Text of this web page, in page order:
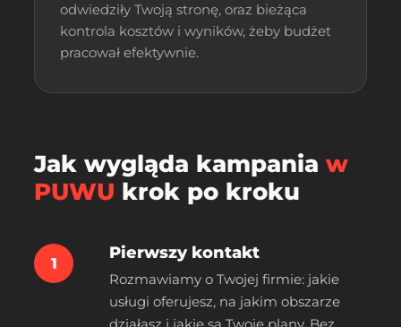
odwiedziły Twoją stronę, oraz bieżąca
kontrola kosztów i wyników, żeby budżet
pracował efektywnie.
Jak wygląda kampania w
PUWU krok po kroku
1
Pierwszy kontakt
Rozmawiamy o Twojej firmie: jakie
usługi oferujesz, na jakim obszarze